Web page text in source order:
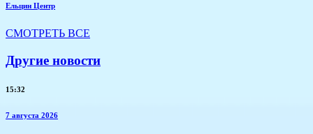
Ельцин Центр
СМОТРЕТЬ ВСЕ
Другие новости
15:32
7 августа 2026